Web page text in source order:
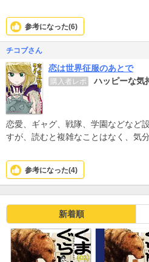
は無かったのですが、クーポン対象
見たりしてじわじわ気になり出して
いました…
作画が綺麗なのもあってセンセーの
温度の低い感じも危ない場面もいち
不気味な不敵な笑みも好きになって
センセーのみんなとの温度差や台詞
異世界はなかなかに大変なことにな
たいです。
参考になった(6)
チコブさん
恋は世界征服のあとで
購入者レポ ハッピーな気
恋愛、ギャグ、戦隊、学園などなど
すが、読むと複雑なことはなく、気
ん。二人の遅々とした歩みがとても
それぞれネジが数本抜けており、笑
て気分が洗われる作品で、個人的に
参考になった(4)
新着順